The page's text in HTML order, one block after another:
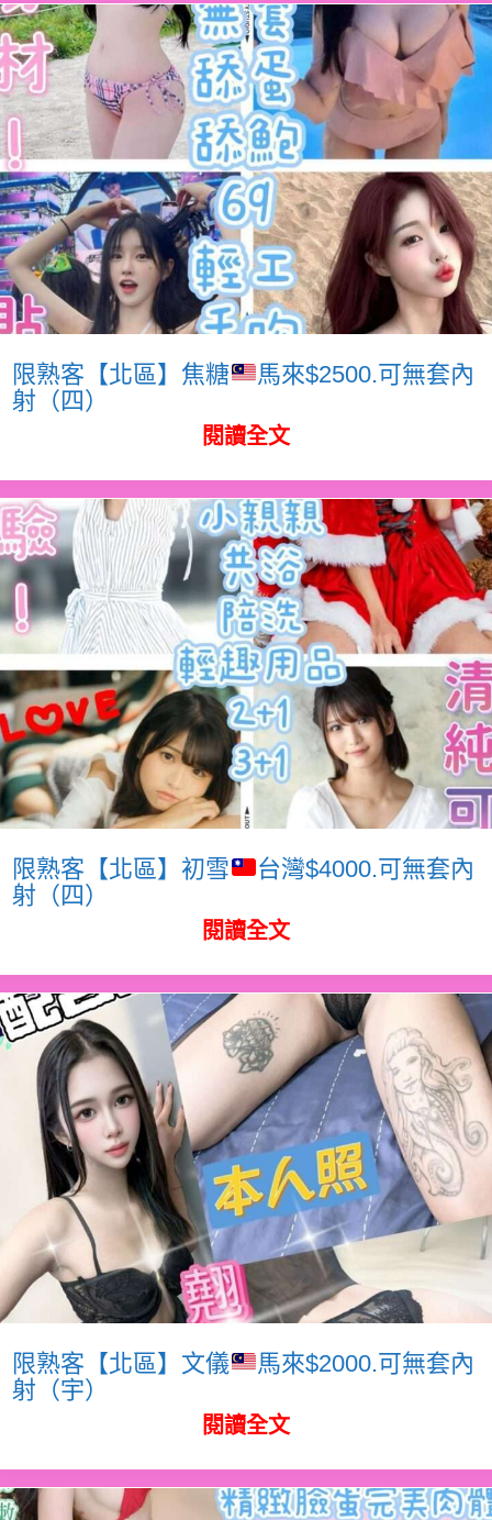
限熟客【北區】焦糖
馬來$2500.可無套內
射（四）
閱讀全文
限熟客【北區】初雪
台灣$4000.可無套內
射（四）
閱讀全文
限熟客【北區】文儀
馬來$2000.可無套內
射（宇）
閱讀全文